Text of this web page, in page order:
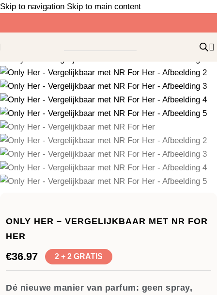
Skip to navigation Skip to main content
ONLY HER – VERGELIJKBAAR MET NR FOR
HER
€36.97 2 + 2 GRATIS
Dé nieuwe manier van parfum: geen spray,